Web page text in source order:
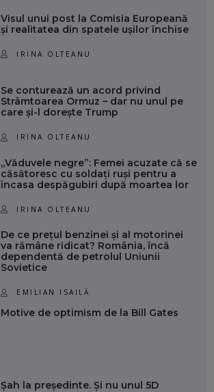
Visul unui post la Comisia Europeană
și realitatea din spatele ușilor închise
IRINA OLTEANU
Se conturează un acord privind
Strâmtoarea Ormuz – dar nu unul pe
care și-l dorește Trump
IRINA OLTEANU
„Văduvele negre”: Femei acuzate că se
căsătoresc cu soldați ruși pentru a
încasa despăgubiri după moartea lor
IRINA OLTEANU
De ce prețul benzinei și al motorinei
va rămâne ridicat? România, încă
dependentă de petrolul Uniunii
Sovietice
EMILIAN ISAILĂ
Motive de optimism de la Bill Gates
Șah la președinte. Și nu unul 5D